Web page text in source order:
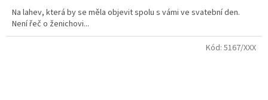
Na lahev, která by se měla objevit spolu s vámi ve svatební den.
Není řeč o ženichovi...
Kód: 5167/XXX